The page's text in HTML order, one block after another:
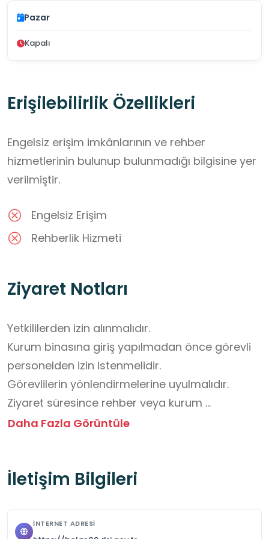
Pazar
Kapalı
Erişilebilirlik Özellikleri
Engelsiz erişim imkânlarının ve rehber
hizmetlerinin bulunup bulunmadığı bilgisine yer
verilmiştir.
Engelsiz Erişim
Rehberlik Hizmeti
Ziyaret Notları
Yetkililerden izin alınmalıdır.
Kurum binasına giriş yapılmadan önce görevli
personelden izin istenmelidir.
Görevlilerin yönlendirmelerine uyulmalıdır.
Ziyaret süresince rehber veya kurum
çalışanlarının talimatları dikkatle dinlenmelidir.
gibi tehlikeli alanlar bulunabilir. Bu alanlara
çevresinde çöp bırakılmamalıdır.
Daha Fazla Görüntüle
İletişim Bilgileri
İNTERNET ADRESI